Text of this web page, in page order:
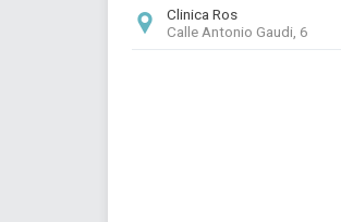
Clinica Ros
Calle Antonio Gaudi, 6